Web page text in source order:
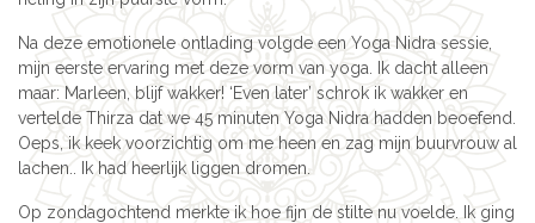
Na deze emotionele ontlading volgde een Yoga Nidra sessie,
mijn eerste ervaring met deze vorm van yoga. Ik dacht alleen
maar: Marleen, blijf wakker! ‘Even later’ schrok ik wakker en
vertelde Thirza dat we 45 minuten Yoga Nidra hadden beoefend.
Oeps, ik keek voorzichtig om me heen en zag mijn buurvrouw al
lachen.. Ik had heerlijk liggen dromen.
Op zondagochtend merkte ik hoe fijn de stilte nu voelde. Ik ging